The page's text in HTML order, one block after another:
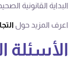
البداية القانونية
اعرف المزيد حول
الأسئلة